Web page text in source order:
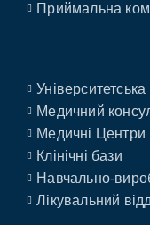
Приймальна
Університетська
Медичний
Медичні Центри
Клінічні бази
Навчально-
Лікувальний